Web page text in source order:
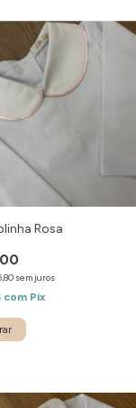
Rosa
sem juros
com Pix